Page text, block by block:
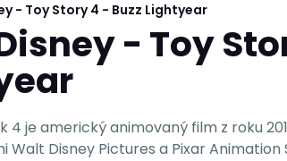
- Toy Story 4 - Buzz Lightyear
- Toy
4 je americký animovaný film z roku
Walt Disney Pictures a Pixar Animation